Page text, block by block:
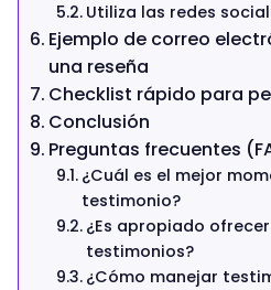
Utiliza las redes
Ejemplo de correo
una reseña
Checklist rápido para
Conclusión
Preguntas frecuentes
¿Cuál es el mejor
testimonio?
¿Es apropiado
testimonios?
¿Cómo manejar